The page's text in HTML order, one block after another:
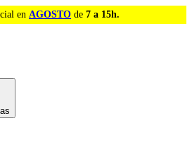
en AGOSTO de 7 a 15h.